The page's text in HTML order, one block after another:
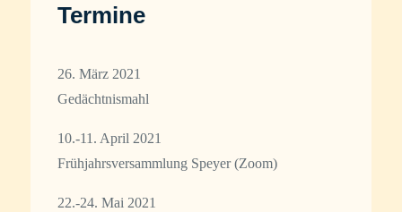
Termine
26. März 2021
Gedächtnismahl
10.-11. April 2021
Frühjahrsversammlung Speyer (Zoom)
22.-24. Mai 2021